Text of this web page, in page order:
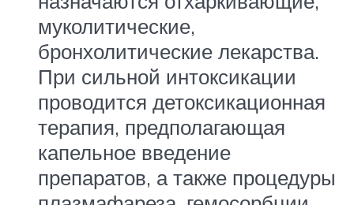
муколитические,
бронхолитические лекарства.
При сильной интоксикации
проводится детоксикационная
терапия, предполагающая
капельное введение
препаратов, а также процедуры